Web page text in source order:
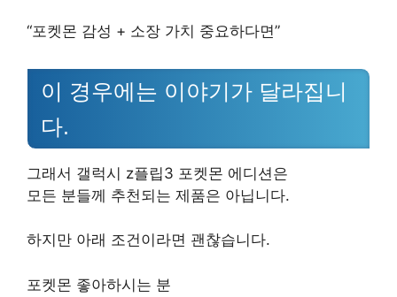
“포켓몬 감성 + 소장 가치 중요하다면”
이 경우에는 이야기가 달라집니
다.
그래서 갤럭시 z플립3 포켓몬 에디션은
모든 분들께 추천되는 제품은 아닙니다.
하지만 아래 조건이라면 괜찮습니다.
포켓몬 좋아하시는 분